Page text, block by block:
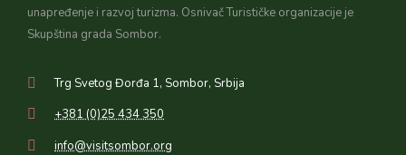
unapređenje i razvoj turizma. Osnivač Turističke organizacije je
Skupština grada Sombor.
Trg Svetog Đorđa 1, Sombor, Srbija
+381 (0)25 434 350
info@visitsombor.org